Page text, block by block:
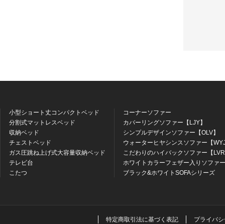
小型ショート丈コンパクトベッド
分割式マットレスベッド
収納ベッド
チェストベッド
ガス圧跳ね上げ式大容量収納ベッド
テレビ台
こたつ
コーナーソファー
カバーリングソファー【LJY】
シンプルデザインソファー【OLV】
ウォーターヒヤシンスソファー【
こだわりのハイバックソファー【
ホワイトカラーフェザー入りソファ
ブラック&ホワイトSOFAシリーズ
特定商取引法に基づく表記 プライバ